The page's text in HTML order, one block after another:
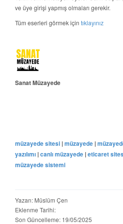
ve üye girişi yapmış olmaları gerekir.
Tüm eserleri görmek için tıklayınız
Sanat Müzayede
müzayede sitesi |müzayede |
yazılımı |canlı müzayede |eticaret
müzayede sistemi
Yazan: Müslüm Çen
Eklenme Tarihi:
Son Güncelleme: 19/05/2025